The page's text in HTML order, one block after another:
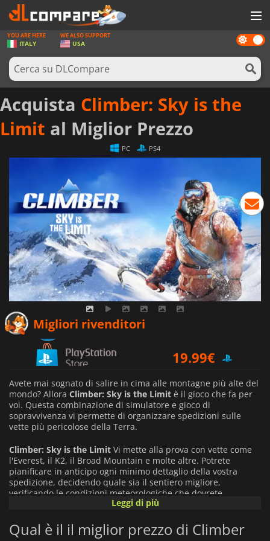
GIOCHI
PREPAGATE
SOFTWARE
REWARDS
HARDWARE
ACCEDI O REGISTRATI
Dark
mode
YOU ARE HERE
ITALY
WE ALSO SUPPORT
USA
Acquista Climber: Sky is the
Limit al Miglior Prezzo
PC PS4
Migliori rivenditori
19.99€
21.49€
Avete mai sognato di salire in cima alle montagne più alte del
mondo? Allora Climber: Sky is the Limit è il gioco che fa per
voi. Questa combinazione di simulatore e gioco di
sopravvivenza vi permette di organizzare spedizioni sulle
vette più pericolose della Terra.
Climber: Sky is the Limit Vi mette alla prova con vette come
l'Everest, il K2, il Broad Mountain e molte altre. Potrete
pianificare in anticipo ogni minimo dettaglio della vostra
spedizione, decidendo quale sia il sentiero migliore,
verificando le condizioni meteorologiche che dovrete
affrontare e decidendo quando sarà il momento migliore per
sfuggono al vostro controllo. La montagna è un luogo
pericoloso. Dovrete essere adeguatamente equipaggiati per
Leggi di più
Qual è il il miglior prezzo di Climber